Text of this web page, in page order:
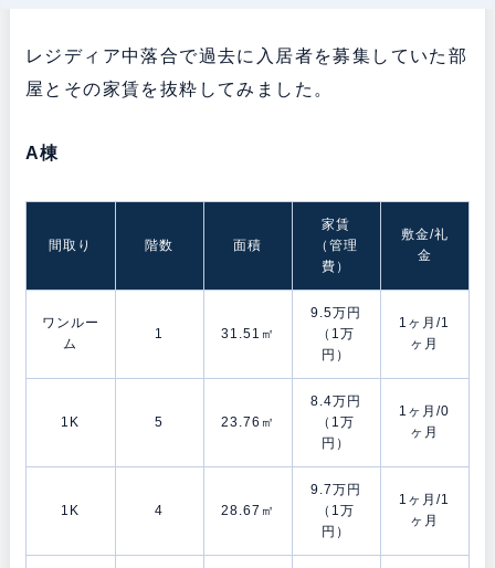
レジディア中落合で過去に入居者を募集していた部
屋とその家賃を抜粋してみました。
A棟
間取り 階数 面積
家賃
（管理
費）
敷金/礼
金
ワンルー
ム
1 31.51㎡
9.5万円
（1万
円）
1ヶ月/1
ヶ月
1K 5 23.76㎡
8.4万円
（1万
円）
1ヶ月/0
ヶ月
1K 4 28.67㎡
9.7万円
（1万
円）
1ヶ月/1
ヶ月